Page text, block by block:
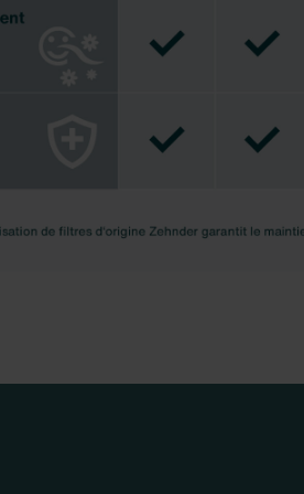
AG: Data Privacy
België nv/sa: Déclarations de
Ibérica SAU: Política de privacidad
Italia S.r.l.: Privacy
Sales International: Privacy Policy